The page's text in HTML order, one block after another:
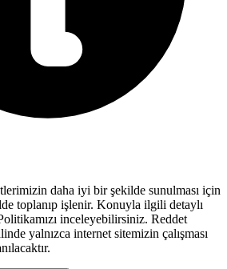
daha iyi bir şekilde sunulması için
toplanıp işlenir. Konuyla ilgili detaylı
inceleyebilirsiniz. Reddet
yalnızca internet sitemizin çalışması